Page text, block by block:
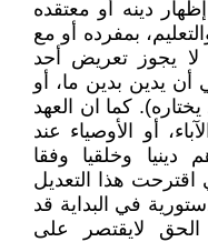
دينه أو معتقده
بمفرده أو مع
لا يجوز تعريض أحد
يدين بدين ما، أو
كما ان العهد
أو الأوصياء عند
دينيا وخلقيا وفقا
اقترحت هذا التعديل
في البداية قد
لايقتصر على